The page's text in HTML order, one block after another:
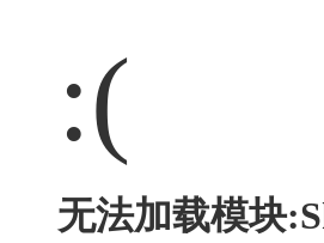
:(
无法加载模块